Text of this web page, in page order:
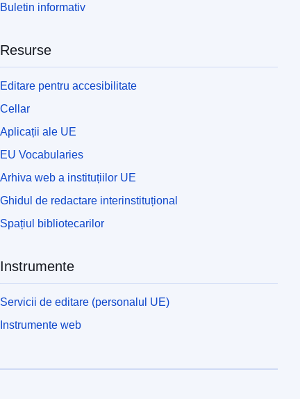
Buletin informativ
Resurse
Editare pentru accesibilitate
Cellar
Aplicații ale UE
EU Vocabularies
Arhiva web a instituțiilor UE
Ghidul de redactare interinstituțional
Spațiul bibliotecarilor
Instrumente
Servicii de editare (personalul UE)
Instrumente web